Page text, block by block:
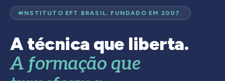
INSTITUTO EFT BRASIL. FUNDADO EM 2007.
A técnica que liberta.
A formação que